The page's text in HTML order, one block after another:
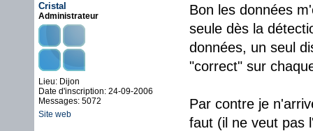
Cristal
Administrateur
Lieu: Dijon
Date d'inscription: 24-09-2006
Messages: 5072
Site web
Bon les données
seule dès la
données, un seul
"correct" sur
Par contre je
faut (il ne veut pas